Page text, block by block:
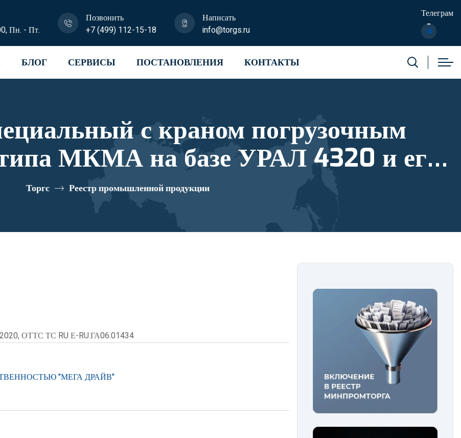
Пн. - Пт.
Позвонить
+7 (499) 112-15-18
Написать
info@torgs.ru
Телеграм
БЛОГ СЕРВИСЫ ПОСТАНОВЛЕНИЯ КОНТАКТЫ
с краном погрузочным
МКМА на базе УРАЛ 4320 и его
U1К06N-Z028 реестровый номер
10334725
Торгс Реестр промышленной продукции
ОТТС ТС RU Е-RU.ГА06.01434
"МЕГА ДРАЙВ"